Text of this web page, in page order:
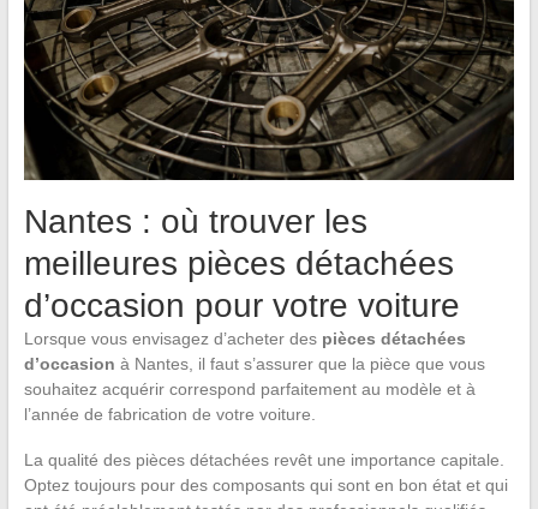
Nantes : où trouver les
meilleures pièces détachées
d’occasion pour votre voiture
Lorsque vous envisagez d’acheter des pièces détachées
d’occasion à Nantes, il faut s’assurer que la pièce que vous
souhaitez acquérir correspond parfaitement au modèle et à
l’année de fabrication de votre voiture.
La qualité des pièces détachées revêt une importance capitale.
Optez toujours pour des composants qui sont en bon état et qui